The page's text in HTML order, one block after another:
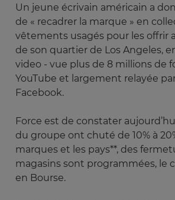
Un jeune écrivain américain a
de « recadrer la marque » en
vêtements usagés pour les offrir
de son quartier de Los Angeles,
video - vue plus de 8 millions de
YouTube et largement relayée
Facebook.
Force est de constater
du groupe ont chuté de 10% à
marques et les pays**, des
magasins sont programmées, le
en Bourse.